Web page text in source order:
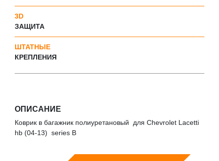
3D
ЗАЩИТА
ШТАТНЫЕ
КРЕПЛЕНИЯ
ОПИСАНИЕ
Коврик в багажник полиуретановый для Chevrolet Lacetti
hb (04-13) series B